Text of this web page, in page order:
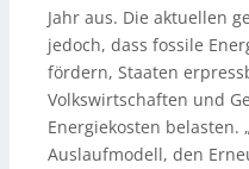
Jahr aus. Die aktuellen
jedoch, dass fossile
fördern, Staaten
Volkswirtschaften und
Energiekosten belasten.
Auslaufmodell, den